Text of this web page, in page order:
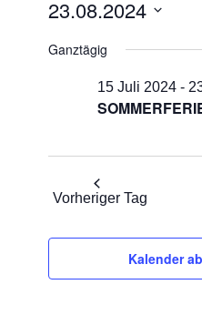
23
AUGUST
2024
23.08.2024
wählen.
Ganztägig
15 Juli 2024 -
Vorheriger Tag
Kalender